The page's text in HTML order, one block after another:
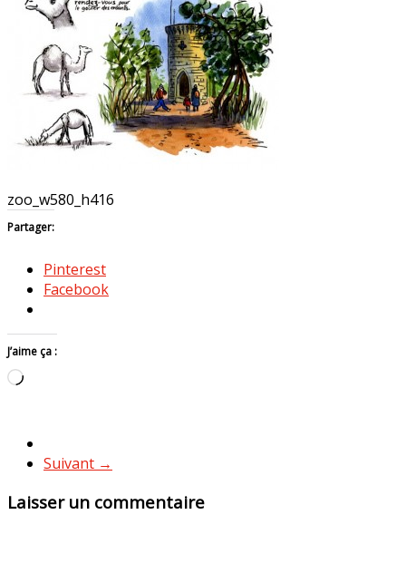
zoo_w580_h416
Partager:
Pinterest
Facebook
J’aime ça :
Chargement…
Suivant →
Laisser un commentaire